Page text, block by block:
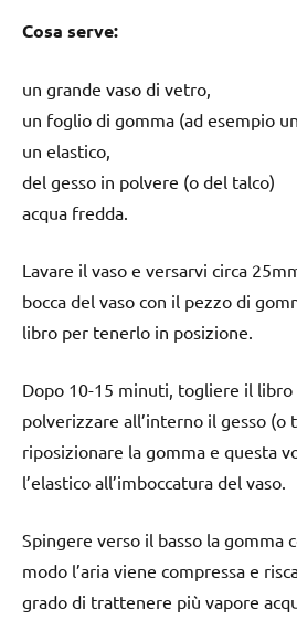
Cosa serve:
un grande vaso di vetro,
un foglio di gomma (ad esempio
un elastico,
del gesso in polvere (o del talco)
acqua fredda.
Lavare il vaso e versarvi circa
bocca del vaso con il pezzo di
libro per tenerlo in posizione.
Dopo 10-15 minuti, togliere il libro
polverizzare all’interno il gesso (o
riposizionare la gomma e questa
l’elastico all’imboccatura del vaso.
Spingere verso il basso la gomma
modo l’aria viene compressa e
grado di trattenere più vapore